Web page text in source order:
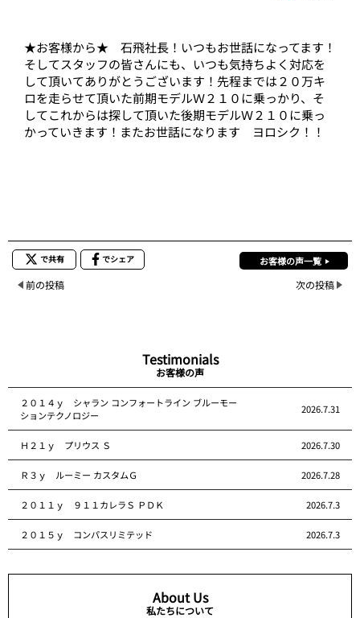
★お客様から★ 石飛社長！いつもお世話になってます！
そしてスタッフの皆さんにも、いつも気持ちよく対応を
して頂いてありがとうございます！先程までは２０万キ
ロを走らせて頂いた前期モデルＷ２１０に乗っかり、そ
してこれからは探して頂いた後期モデルＷ２１０に乗っ
かっていきます！またお世話になります ヨロシク！！
で共有 でシェア お客様の声一覧
前の投稿 次の投稿
Testimonials
お客様の声
２０１４ｙ シャラン コンフォートライン ブルーモー
ションテクノロジー
2026.7.31
Ｈ２１ｙ プリウス Ｓ 2026.7.30
Ｒ３ｙ ルーミー カスタムＧ 2026.7.28
２０１１ｙ ９１１カレラＳ ＰＤＫ 2026.7.3
２０１５ｙ コンパスリミテッド 2026.7.3
About Us
私たちについて